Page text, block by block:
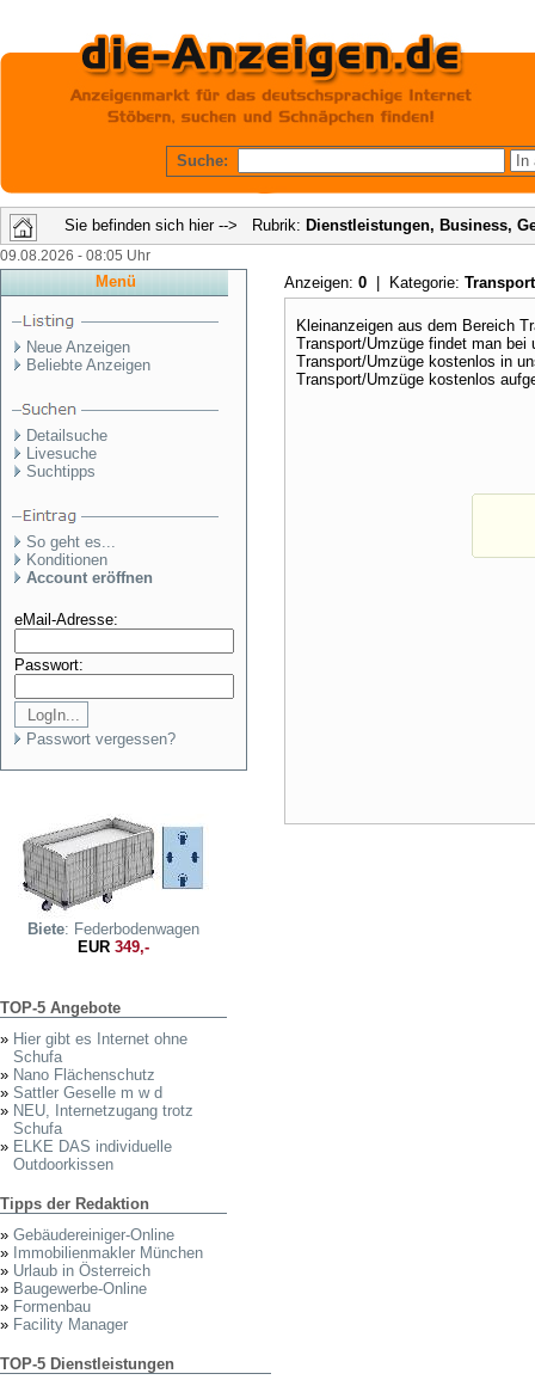
Suche:
Sie befinden sich hier --> Rubrik: Dienstleistungen, Business,
09.08.2026 - 08:05 Uhr
Menü
Neue Anzeigen
Beliebte Anzeigen
Detailsuche
Livesuche
Suchtipps
So geht es...
Konditionen
Account eröffnen
eMail-Adresse:
Passwort:
Passwort vergessen?
Biete: Federbodenwagen
EUR 349,-
TOP-5 Angebote
» Hier gibt es Internet ohne
Schufa
» Nano Flächenschutz
» Sattler Geselle m w d
» NEU, Internetzugang trotz
Schufa
» ELKE DAS individuelle
Outdoorkissen
Tipps der Redaktion
» Gebäudereiniger-Online
» Immobilienmakler München
» Urlaub in Österreich
» Baugewerbe-Online
» Formenbau
» Facility Manager
TOP-5 Dienstleistungen
Anzeigen: 0 | Kategorie:
Kleinanzeigen aus dem Bereich
Transport/Umzüge findet man
Transport/Umzüge kostenlos in
Transport/Umzüge kostenlos